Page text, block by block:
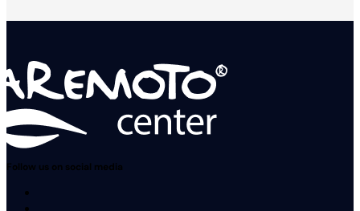
Follow us on social media